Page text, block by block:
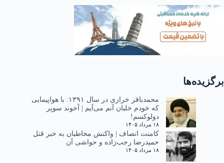
برگزیده‌ها
محمدباقر خرازی در سال ۱۳۹۱: با هواپیمایی
که خودم خلبان آنم می‌آیم | آخوند سوپر
دولوکسم!
۱۸ مرداد ۱۴۰۵
کامنت انصاف | واکنش مخاطبان به خبر قتل
حمیدرضا رجب‌زاده و حواشی آن
۱۸ مرداد ۱۴۰۵